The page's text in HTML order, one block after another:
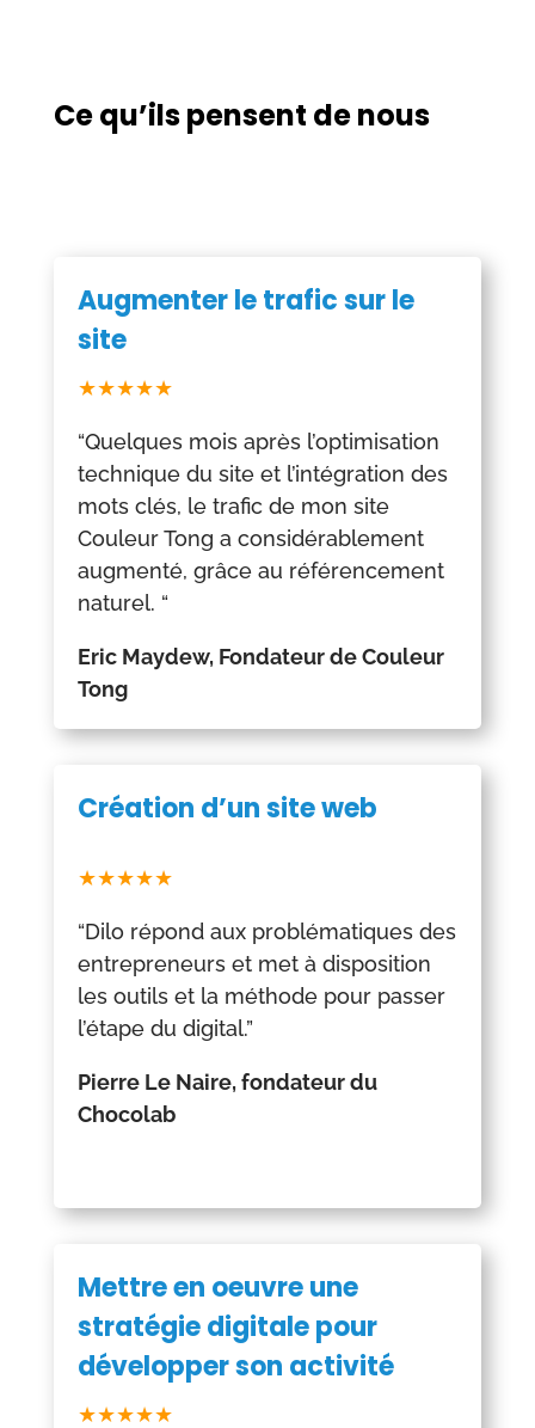
Ce qu’ils pensent de nous
Augmenter le trafic sur le
site
★★★★★
“Quelques mois après l’optimisation
technique du site et l’intégration des
mots clés, le trafic de mon site
Couleur Tong a considérablement
augmenté, grâce au référencement
naturel. “
Eric Maydew, Fondateur de Couleur
Tong
Création d’un site web
★★★★★
“Dilo répond aux problématiques des
entrepreneurs et met à disposition
les outils et la méthode pour passer
l’étape du digital.”
Pierre Le Naire, fondateur du
Chocolab
Mettre en oeuvre une
stratégie digitale pour
développer son activité
★★★★★